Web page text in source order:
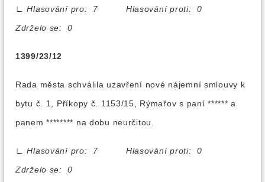
∟
Hlasování pro: 7 Hlasování proti: 0
Zdrželo se: 0
1399/23/12
Rada města schválila uzavření nové nájemní smlouvy k
bytu č. 1, Příkopy č. 1153/15, Rýmařov s paní ****** a
panem ******** na dobu neurčitou.
∟
Hlasování pro: 7 Hlasování proti: 0
Zdrželo se: 0